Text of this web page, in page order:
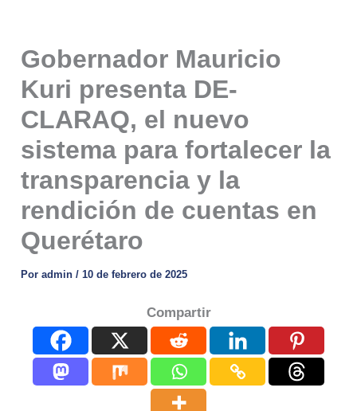
Gobernador Mauricio
Kuri presenta DE-
CLARAQ, el nuevo
sistema para fortalecer la
transparencia y la
rendición de cuentas en
Querétaro
Poradmin/ 10 de febrero de 2025
Compartir